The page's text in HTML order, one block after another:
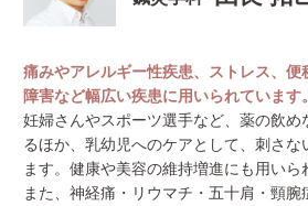
痛みやアレルギー性疾患、ストレス、便
障害など幅広い疾患に用いられています。
妊婦さんやスポーツ選手など、薬の飲め
るほか、乳幼児へのケアとして、刺さな
ます。健康や美容の維持増進にも用いら
また、神経痛・リウマチ・五十肩・頸